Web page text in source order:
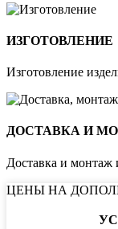
ИЗГОТОВЛЕНИЕ
Изготовление
ДОСТАВКА И
Доставка и монтаж
ЦЕНЫ НА